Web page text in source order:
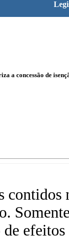
a concessão de
de